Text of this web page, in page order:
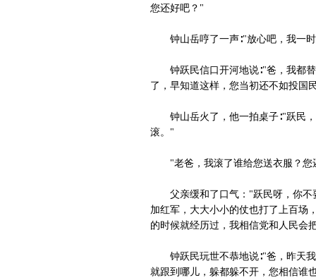
您还好吧？"
钟山岳哼了一声∶"放心吧，我一
钟跃民信口开河地说∶"爸，我都替
了，早知道这样，您当初还不如投国
钟山岳火了，他一拍桌子∶"跃民，
滚。"
"老爸，我滚了谁给您送衣服？您
父亲缓和了口气："跃民呀，你不
加红军，大大小小的仗也打了上百场
的时候就经历过，我相信党和人民会
钟跃民玩世不恭地说∶"爸，昨天我
就跟到哪儿，躲都躲不开，您相信谁